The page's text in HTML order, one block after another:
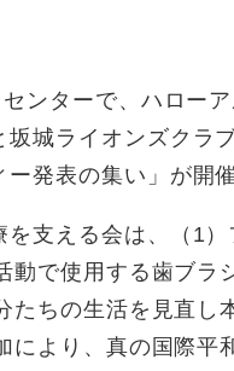
ンターで、ハロー
城ライオンズクラ
発表の集い」が開
支える会は、（1）
で使用する歯ブラ
ちの生活を見直し
より、真の国際平